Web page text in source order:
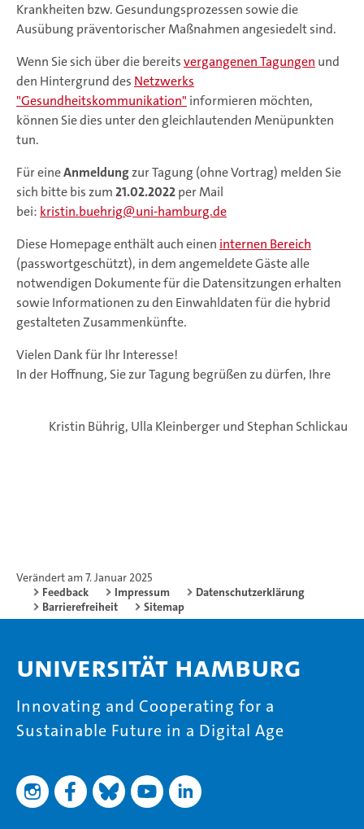
Krankheiten bzw. Gesundungsprozessen sowie die
Ausübung präventorischer Maßnahmen angesiedelt sind.
Wenn Sie sich über die bereitsvergangenen Tagungen und
den Hintergrund des Netzwerks
"Gesundheitskommunikation" informieren möchten,
können Sie dies unter den gleichlautenden Menüpunkten
tun.
Für eineAnmeldungzur Tagung (ohne Vortrag) melden Sie
sich bitte bis zum21.02.2022per Mail
bei: kristin.buehrig
uni-hamburg.de
Diese Homepage enthält auch einen internen Bereich
(passwortgeschützt), in dem angemeldete Gäste alle
notwendigen Dokumente für die Datensitzungen erhalten
sowie Informationen zu den Einwahldaten für die hybrid
gestalteten Zusammenkünfte.
Vielen Dank für Ihr Interesse!
In der Hoffnung, Sie zur Tagung begrüßen zu dürfen, Ihre
Kristin Bührig, Ulla Kleinberger und Stephan Schlickau
Verändert am 7. Januar 2025
Feedback
Impressum
Datenschutzerklärung
Barrierefreiheit
Sitemap
Universität Hamburg
Innovating and Cooperating for a
Sustainable Future in a Digital Age